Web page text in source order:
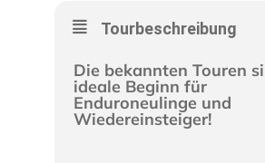
Tourbeschreibung
Die bekannten Touren
ideale Beginn für
Enduroneulinge und
Wiedereinsteiger!